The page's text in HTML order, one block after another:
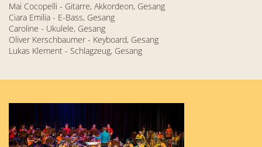
Mai Cocopelli - Gitarre, Akkordeon, Gesang
Ciara Emilia - E-Bass, Gesang
Caroline - Ukulele, Gesang
Oliver Kerschbaumer - Keyboard, Gesang
Lukas Klement - Schlagzeug, Gesang